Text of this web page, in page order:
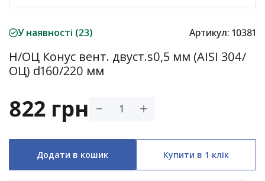
У наявності (23) Артикул: 10381
Н/ОЦ Конус вент. двуст.s0,5 мм (AISI 304/
ОЦ) d160/220 мм
822 грн
Додати в кошик Купити в 1 клік